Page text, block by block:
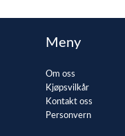
Meny
Om oss
Kjøpsvilkår
Kontakt oss
Personvern